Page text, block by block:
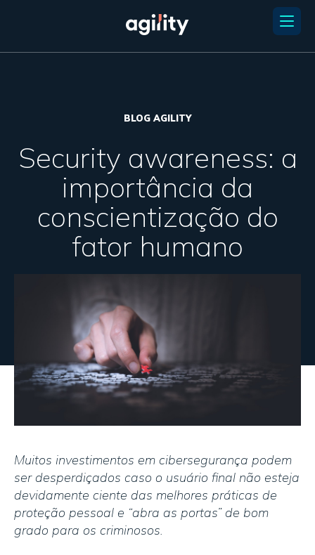
BLOG AGILITY
Security awareness: a
importância da
conscientização do
fator humano
Muitos investimentos em cibersegurança podem
ser desperdiçados caso o usuário final não esteja
devidamente ciente das melhores práticas de
proteção pessoal e “abra as portas” de bom
grado para os criminosos.